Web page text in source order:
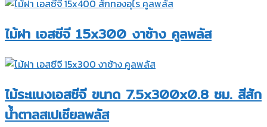
ไม้ฝา เอสซีจี 15x300 งาช้าง คูลพลัส
ไม้ระแนงเอสซีจี ขนาด 7.5x300x0.8 ซม. สีสัก
น้ำตาลสเปเชียลพลัส